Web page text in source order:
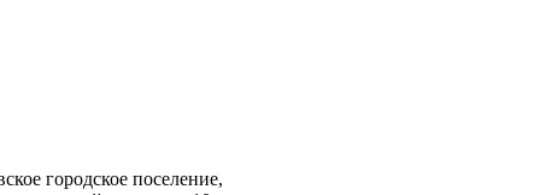
городское поселение,